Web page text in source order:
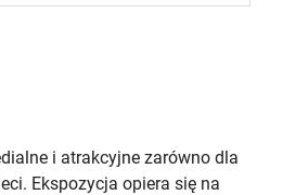
i atrakcyjne zarówno dla
Ekspozycja opiera się na